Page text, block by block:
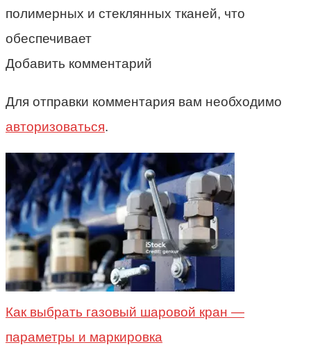
полимерных и стеклянных тканей, что
обеспечивает
Добавить комментарий
Для отправки комментария вам необходимо
авторизоваться.
Как выбрать газовый шаровой кран —
параметры и маркировка